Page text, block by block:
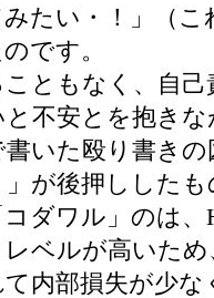
たい・！」（こ
です。
ともなく、自己
不安とを抱き
いた殴り書きの
が後押しした
ダワル」のは、
ベルが高いため
内部損失が少な